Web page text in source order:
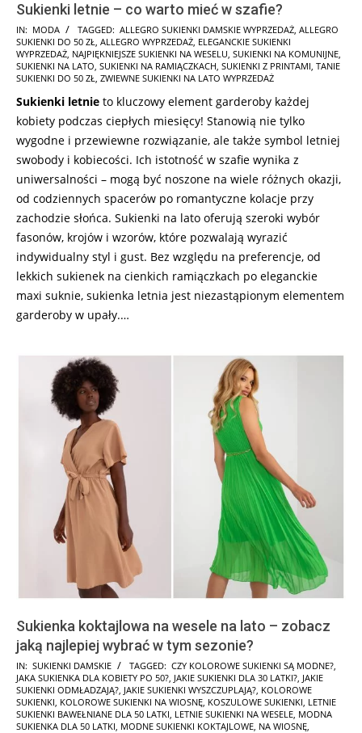
Sukienki letnie – co warto mieć w szafie?
2026-
06-
03
IN: MODA TAGGED: ALLEGRO SUKIENKI DAMSKIE WYPRZEDAŻ, ALLEGRO
SUKIENKI DO 50 ZŁ, ALLEGRO WYPRZEDAŻ, ELEGANCKIE SUKIENKI
WYPRZEDAŻ, NAJPIĘKNIEJSZE SUKIENKI NA WESELU, SUKIENKI NA KOMUNIJNE,
SUKIENKI NA LATO, SUKIENKI NA RAMIĄCZKACH, SUKIENKI Z PRINTAMI, TANIE
SUKIENKI DO 50 ZŁ, ZWIEWNE SUKIENKI NA LATO WYPRZEDAŻ
Sukienki letnie to kluczowy element garderoby każdej
kobiety podczas ciepłych miesięcy! Stanowią nie tylko
wygodne i przewiewne rozwiązanie, ale także symbol letniej
swobody i kobiecości. Ich istotność w szafie wynika z
uniwersalności – mogą być noszone na wiele różnych okazji,
od codziennych spacerów po romantyczne kolacje przy
zachodzie słońca. Sukienki na lato oferują szeroki wybór
fasonów, krojów i wzorów, które pozwalają wyrazić
indywidualny styl i gust. Bez względu na preferencje, od
lekkich sukienek na cienkich ramiączkach po eleganckie
maxi suknie, sukienka letnia jest niezastąpionym elementem
garderoby w upały.…
Sukienka koktajlowa na wesele na lato – zobacz
jaką najlepiej wybrać w tym sezonie?
2026-
05-
28
IN: SUKIENKI DAMSKIE TAGGED: CZY KOLOROWE SUKIENKI SĄ MODNE?,
JAKA SUKIENKA DLA KOBIETY PO 50?, JAKIE SUKIENKI DLA 30 LATKI?, JAKIE
SUKIENKI ODMŁADZAJĄ?, JAKIE SUKIENKI WYSZCZUPLAJĄ?, KOLOROWE
SUKIENKI, KOLOROWE SUKIENKI NA WIOSNĘ, KOSZULOWE SUKIENKI, LETNIE
SUKIENKI BAWEŁNIANE DLA 50 LATKI, LETNIE SUKIENKI NA WESELE, MODNA
SUKIENKA DLA 50 LATKI, MODNE SUKIENKI KOKTAJLOWE, NA WIOSNĘ,